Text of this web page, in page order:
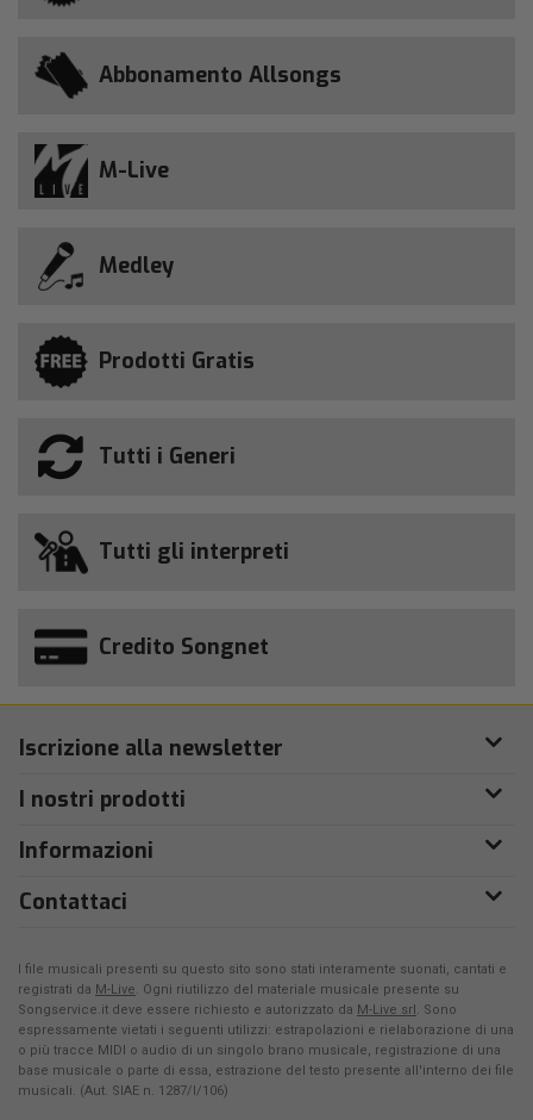
Abbonamento Allsongs
M-Live
Medley
Prodotti Gratis
Tutti i Generi
Tutti gli interpreti
Credito Songnet
Iscrizione alla newsletter
I nostri prodotti
Informazioni
Contattaci
I file musicali presenti su questo sito sono stati interamente suonati, cantati e
registrati da M-Live. Ogni riutilizzo del materiale musicale presente su
Songservice.it deve essere richiesto e autorizzato da M-Live srl. Sono
espressamente vietati i seguenti utilizzi: estrapolazioni e rielaborazione di una
o più tracce MIDI o audio di un singolo brano musicale, registrazione di una
base musicale o parte di essa, estrazione del testo presente all'interno dei file
musicali. (Aut. SIAE n. 1287/I/106)